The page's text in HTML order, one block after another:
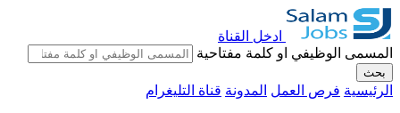
ادخل القناة
المسمى الوظيفي او كلمة مفتاحية
بحث
الرئيسية فرص العمل المدونة قناة التليغرام